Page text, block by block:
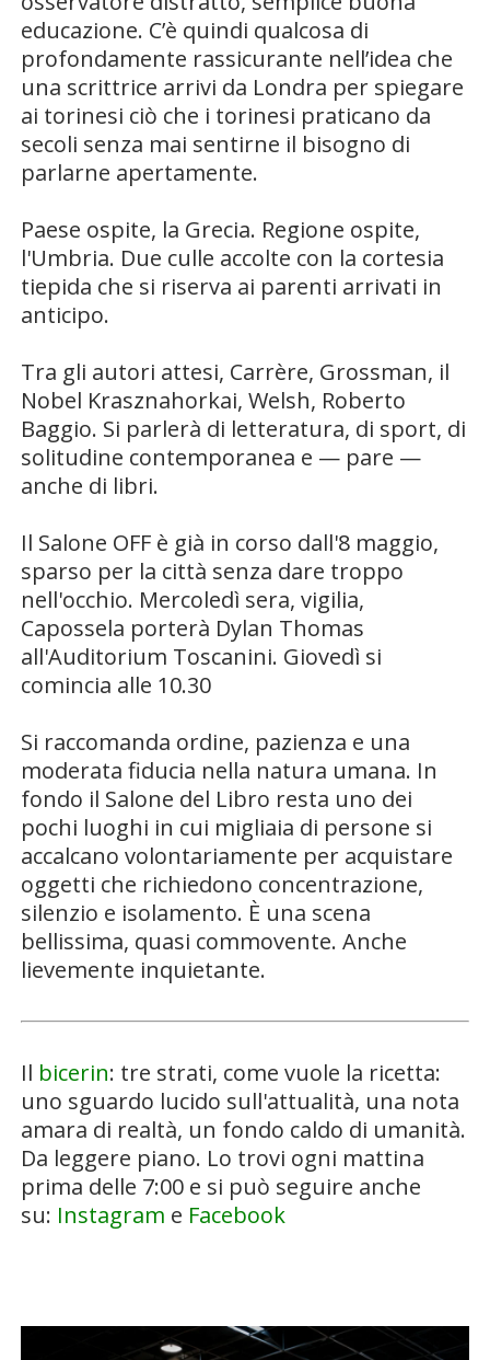
educazione. C’è quindi qualcosa di
profondamente rassicurante nell’idea che
una scrittrice arrivi da Londra per spiegare
ai torinesi ciò che i torinesi praticano da
secoli senza mai sentirne il bisogno di
parlarne apertamente.
Paese ospite, la Grecia. Regione ospite,
l'Umbria. Due culle accolte con la cortesia
tiepida che si riserva ai parenti arrivati in
anticipo.
Tra gli autori attesi, Carrère, Grossman, il
Nobel Krasznahorkai, Welsh, Roberto
Baggio. Si parlerà di letteratura, di sport, di
solitudine contemporanea e — pare —
anche di libri.
Il Salone OFF è già in corso dall'8 maggio,
sparso per la città senza dare troppo
nell'occhio. Mercoledì sera, vigilia,
Capossela porterà Dylan Thomas
all'Auditorium Toscanini. Giovedì si
comincia alle 10.30
Si raccomanda ordine, pazienza e una
moderata fiducia nella natura umana. In
fondo il Salone del Libro resta uno dei
pochi luoghi in cui migliaia di persone si
accalcano volontariamente per acquistare
oggetti che richiedono concentrazione,
silenzio e isolamento. È una scena
bellissima, quasi commovente. Anche
lievemente inquietante.
Il bicerin: tre strati, come vuole la ricetta:
uno sguardo lucido sull'attualità, una nota
amara di realtà, un fondo caldo di umanità.
Da leggere piano. Lo trovi ogni mattina
prima delle 7:00 e si può seguire anche
su: Instagram e Facebook